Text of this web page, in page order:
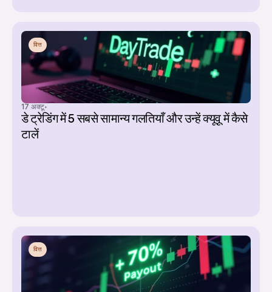
वित्त
17 अक्टू॰
डे ट्रेडिंग में 5 सबसे सामान्य गलतियाँ और उन्हें क्यूवू में कैसे
टालें
वित्त